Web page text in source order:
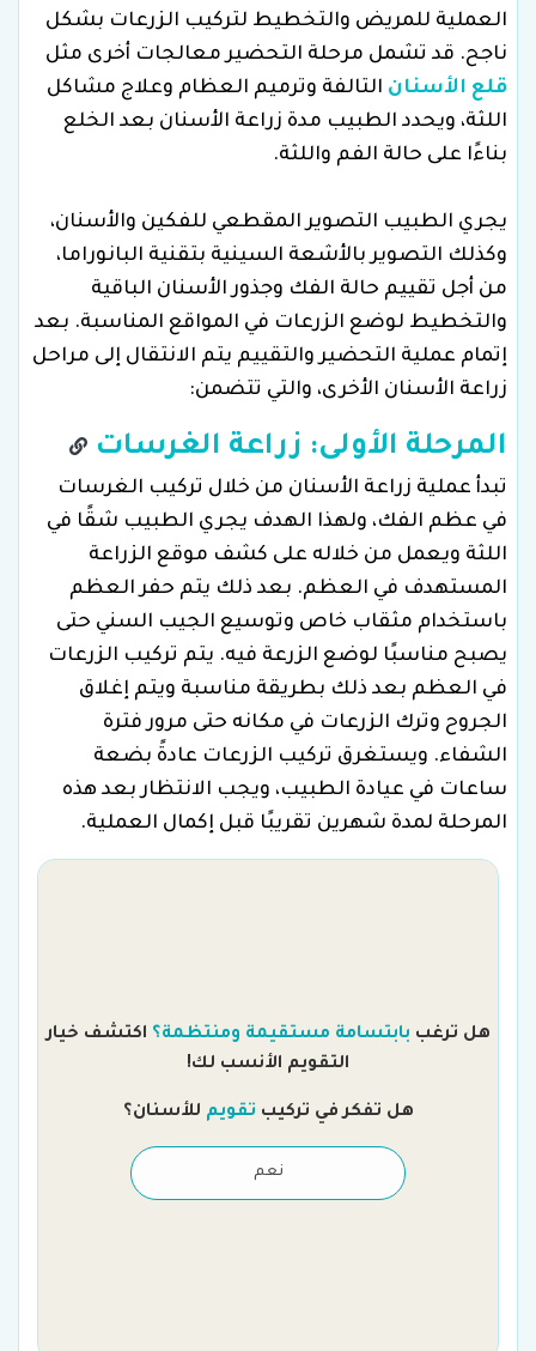
العملية للمريض والتخطيط لتركيب الزرعات بشكل
ناجح. قد تشمل مرحلة التحضير معالجات أخرى مثل
قلع الأسنان التالفة وترميم العظام وعلاج مشاكل
اللثة، ويحدد الطبيب مدة زراعة الأسنان بعد الخلع
بناءًا على حالة الفم واللثة.
يجري الطبيب التصوير المقطعي للفكين والأسنان،
وكذلك التصوير بالأشعة السينية بتقنية البانوراما،
من أجل تقييم حالة الفك وجذور الأسنان الباقية
والتخطيط لوضع الزرعات في المواقع المناسبة. بعد
إتمام عملية التحضير والتقييم يتم الانتقال إلى مراحل
زراعة الأسنان الأخرى، والتي تتضمن:
المرحلة الأولى: زراعة الغرسات
تبدأ عملية زراعة الأسنان من خلال تركيب الغرسات
في عظم الفك، ولهذا الهدف يجري الطبيب شقًا في
اللثة ويعمل من خلاله على كشف موقع الزراعة
المستهدف في العظم. بعد ذلك يتم حفر العظم
باستخدام مثقاب خاص وتوسيع الجيب السني حتى
يصبح مناسبًا لوضع الزرعة فيه. يتم تركيب الزرعات
في العظم بعد ذلك بطريقة مناسبة ويتم إغلاق
الجروح وترك الزرعات في مكانه حتى مرور فترة
الشفاء. ويستغرق تركيب الزرعات عادةً بضعة
ساعات في عيادة الطبيب، ويجب الانتظار بعد هذه
المرحلة لمدة شهرين تقريبًا قبل إكمال العملية.
هل ترغب بابتسامة مستقيمة ومنتظمة؟ اكتشف خيار
التقويم الأنسب لك!
هل تفكر في تركيب تقويم للأسنان؟
نعم